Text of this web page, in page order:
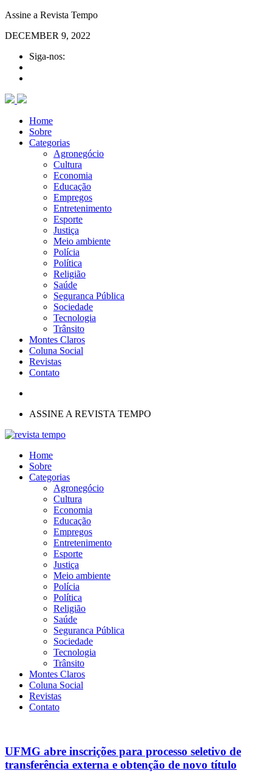
Assine a Revista Tempo
DECEMBER 9, 2022
Siga-nos:
Home
Sobre
Categorias
Agronegócio
Cultura
Economia
Educação
Empregos
Entretenimento
Esporte
Justiça
Meio ambiente
Polícia
Política
Religião
Saúde
Seguranca Pública
Sociedade
Tecnologia
Trânsito
Montes Claros
Coluna Social
Revistas
Contato
ASSINE A REVISTA TEMPO
Home
Sobre
Categorias
Agronegócio
Cultura
Economia
Educação
Empregos
Entretenimento
Esporte
Justiça
Meio ambiente
Polícia
Política
Religião
Saúde
Seguranca Pública
Sociedade
Tecnologia
Trânsito
Montes Claros
Coluna Social
Revistas
Contato
UFMG abre inscrições para processo seletivo de
transferência externa e obtenção de novo título